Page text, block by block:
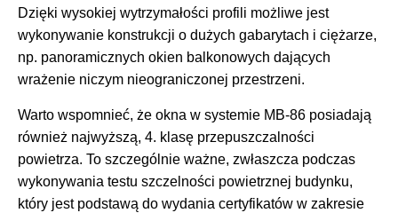
Dzięki wysokiej wytrzymałości profili możliwe jest
wykonywanie konstrukcji o dużych gabarytach i ciężarze,
np. panoramicznych okien balkonowych dających
wrażenie niczym nieograniczonej przestrzeni.
Warto wspomnieć, że okna w systemie MB-86 posiadają
również najwyższą, 4. klasę przepuszczalności
powietrza. To szczególnie ważne, zwłaszcza podczas
wykonywania testu szczelności powietrznej budynku,
który jest podstawą do wydania certyfikatów w zakresie